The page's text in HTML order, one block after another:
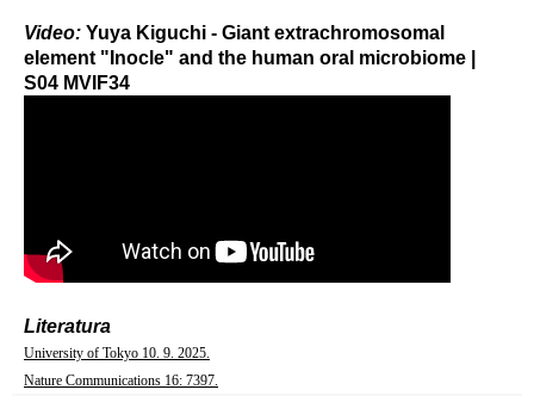
Video: Yuya Kiguchi - Giant extrachromosomal
element "Inocle" and the human oral microbiome |
S04 MVIF34
Literatura
University of Tokyo 10. 9. 2025.
Nature Communications 16: 7397.